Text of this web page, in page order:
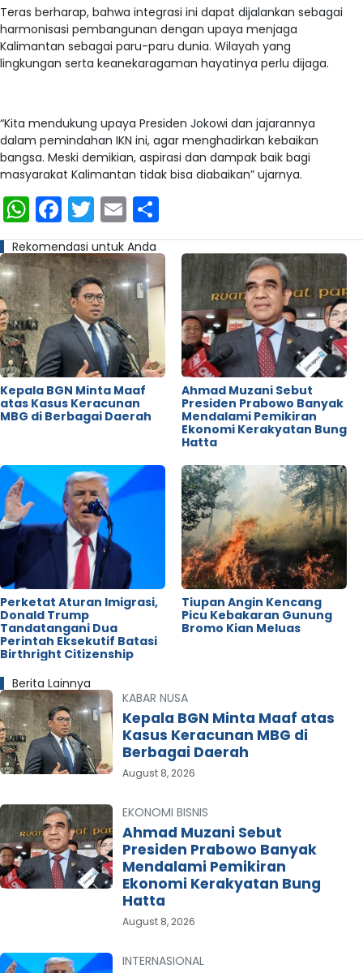
Teras berharap, bahwa integrasi ini dapat dijalankan sebagai
harmonisasi pembangunan dengan upaya menjaga
Kalimantan sebagai paru-paru dunia. Wilayah yang
lingkungan serta keanekaragaman hayatinya perlu dijaga.
“Kita mendukung upaya Presiden Jokowi dan jajarannya
dalam pemindahan IKN ini, agar menghadirkan kebaikan
bangsa. Meski demikian, aspirasi dan dampak baik bagi
masyarakat Kalimantan tidak bisa diabaikan” ujarnya.
WhatsApp
Facebook
Twitter
Email
Rekomendasi untuk Anda
Kepala BGN Minta Maaf
atas Kasus Keracunan
MBG di Berbagai Daerah
Ahmad Muzani Sebut
Presiden Prabowo Banyak
Mendalami Pemikiran
Ekonomi Kerakyatan Bung
Hatta
Perketat Aturan Imigrasi,
Donald Trump
Tandatangani Dua
Perintah Eksekutif Batasi
Birthright Citizenship
Tiupan Angin Kencang
Picu Kebakaran Gunung
Bromo Kian Meluas
Berita Lainnya
KABAR NUSA
Kepala BGN Minta Maaf atas
Kasus Keracunan MBG di
Berbagai Daerah
August 8, 2026
EKONOMI BISNIS
Ahmad Muzani Sebut
Presiden Prabowo Banyak
Mendalami Pemikiran
Ekonomi Kerakyatan Bung
Hatta
August 8, 2026
INTERNASIONAL